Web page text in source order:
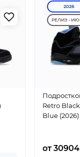
2026
РЕЛИЗ -
Retro
Blue (2026)
от